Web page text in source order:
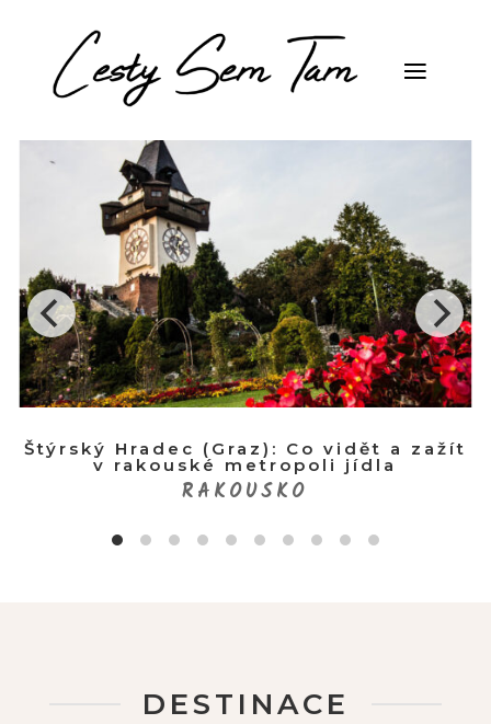
Štýrský Hradec (Graz): Co vidět a zažít
v rakouské metropoli jídla
RAKOUSKO
DESTINACE